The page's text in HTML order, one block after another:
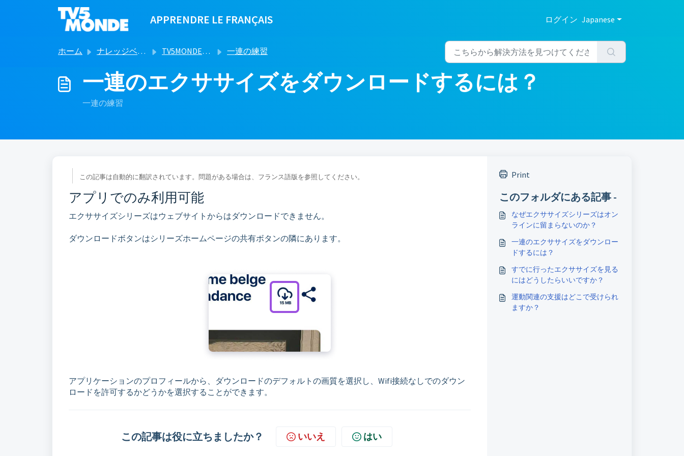
メインコンテンツに移動
APPRENDRE LE FRANÇAIS ログイン Japanese
ホーム ナレッジベース TV5MONDEでフランス語を学ぶ 一連の練習
一連のエクササイズをダウンロードするには？
一連の練習
この記事は自動的に翻訳されています。問題がある場合は、フランス語版を参照してください。
アプリでのみ利用可能
エクササイズシリーズはウェブサイトからはダウンロードできません。
ダウンロードボタンはシリーズホームページの共有ボタンの隣にあります。
アプリケーションのプロフィールから、ダウンロードのデフォルトの画質を選択し、Wifi接続なしでのダウン
ロードを許可するかどうかを選択することができます。
この記事は役に立ちましたか？ いいえ はい
Print
このフォルダにある記事 -
なぜエクササイズシリーズはオン
ラインに留まらないのか？
一連のエクササイズをダウンロー
ドするには？
すでに行ったエクササイズを見る
にはどうしたらいいですか？
運動関連の支援はどこで受けられ
ますか？